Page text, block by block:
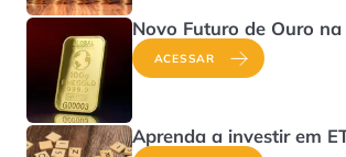
Novo Futuro de Ouro na
ACESSAR
Aprenda a investir em